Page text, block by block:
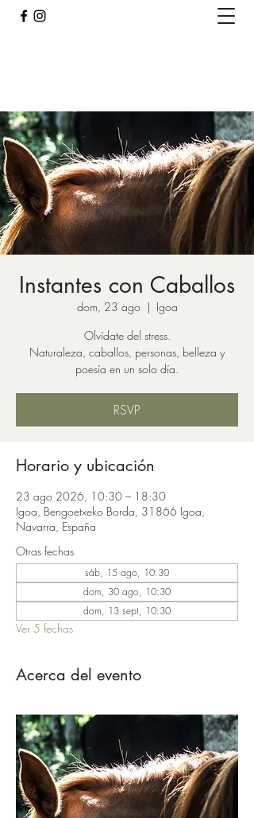
Instantes con Caballos
dom, 23 ago
  |
Igoa
Olvídate del stress.
Naturaleza, caballos, personas, belleza y
poesía en un solo día.
RSVP
Horario y ubicación
23 ago 2026, 10:30 – 18:30
Igoa, Bengoetxeko Borda, 31866 Igoa,
Navarra, España
Otras fechas
sáb, 15 ago, 10:30
dom, 30 ago, 10:30
dom, 13 sept, 10:30
Ver 5 fechas
Acerca del evento